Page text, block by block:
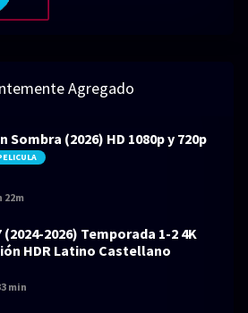
Agregado
Sombra (2026) HD 1080p y 720p
22m
(2024-2026) Temporada 1-2 4K
HDR Latino Castellano
min